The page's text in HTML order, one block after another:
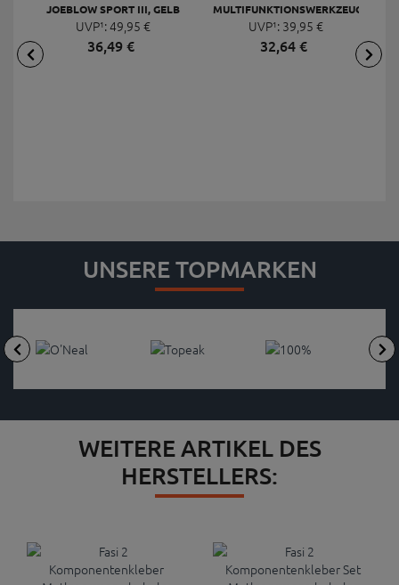
JOEBLOW SPORT III, GELB
UVP¹:49,95 €
36,49€
MULTIFUNKTIONSWERKZEUG
MINI 20 PRO
UVP¹: 39,95 €
32,64€
UNSERE TOPMARKEN
WEITERE ARTIKEL DES
HERSTELLERS: